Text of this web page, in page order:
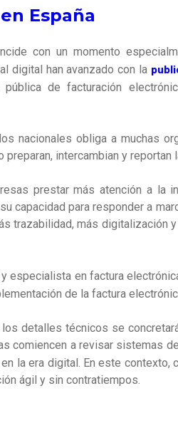
España
con un momento
digital han avanzado con la
pública de facturación
nacionales obliga a muchas
intercambian y reportan
prestar más atención a la
capacidad para responder a
trazabilidad, más digitalización
especialista en factura
de la factura
detalles técnicos se
comiencen a revisar sistemas
la era digital. En este contexto,
ágil y sin contratiempos.